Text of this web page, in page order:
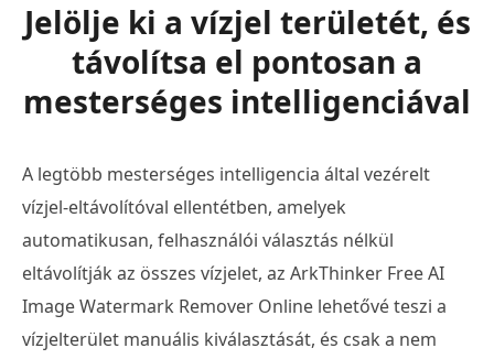
Jelölje ki a vízjel területét, és
távolítsa el pontosan a
mesterséges intelligenciával
A legtöbb mesterséges intelligencia által vezérelt
vízjel-eltávolítóval ellentétben, amelyek
automatikusan, felhasználói választás nélkül
eltávolítják az összes vízjelet, az ArkThinker Free AI
Image Watermark Remover Online lehetővé teszi a
vízjelterület manuális kiválasztását, és csak a nem